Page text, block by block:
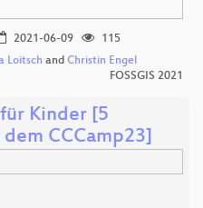
2021-06-09
115
Loitsch and Christin Engel
FOSSGIS 2021
Kinder [5
CCCamp23]